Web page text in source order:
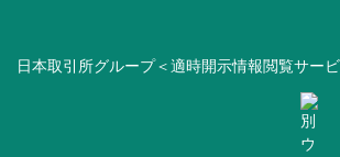
日本取引所グループ＜適時開示情報閲覧サー